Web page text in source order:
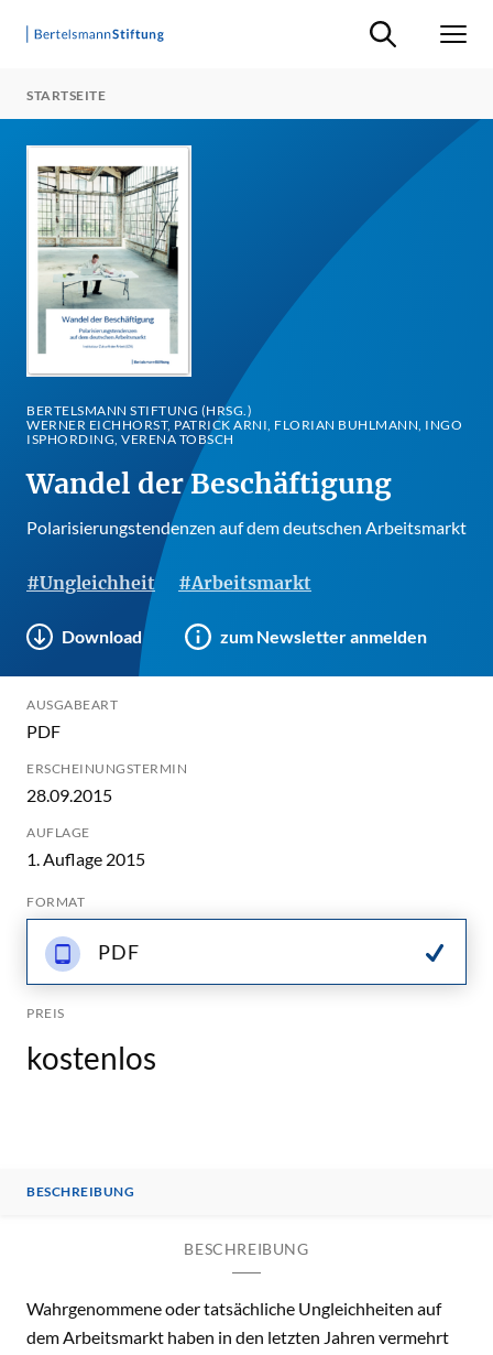
Suche ein-/
STARTSEITE
BERTELSMANN STIFTUNG (HRSG.)
WERNER EICHHORST, PATRICK ARNI, FLORIAN BUHLMANN, INGO
ISPHORDING, VERENA TOBSCH
Wandel der Beschäftigung
Polarisierungstendenzen auf dem deutschen Arbeitsmarkt
#Ungleichheit #Arbeitsmarkt
Download zum Newsletter anmelden
AUSGABEART
PDF
ERSCHEINUNGSTERMIN
28.09.2015
AUFLAGE
1. Auflage 2015
FORMAT
PDF
PREIS
kostenlos
BESCHREIBUNG
BESCHREIBUNG
Wahrgenommene oder tatsächliche Ungleichheiten auf
dem Arbeitsmarkt haben in den letzten Jahren vermehrt